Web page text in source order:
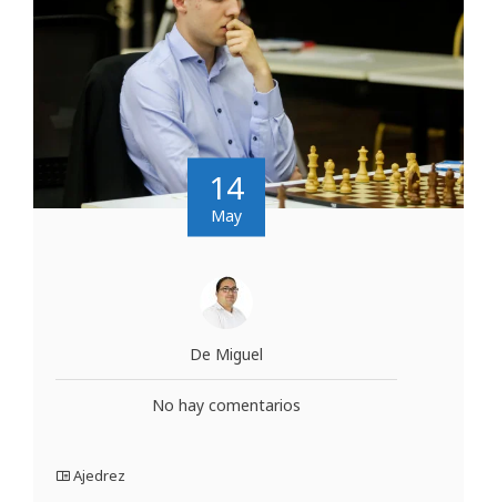
14
May
De Miguel
No hay comentarios
Ajedrez